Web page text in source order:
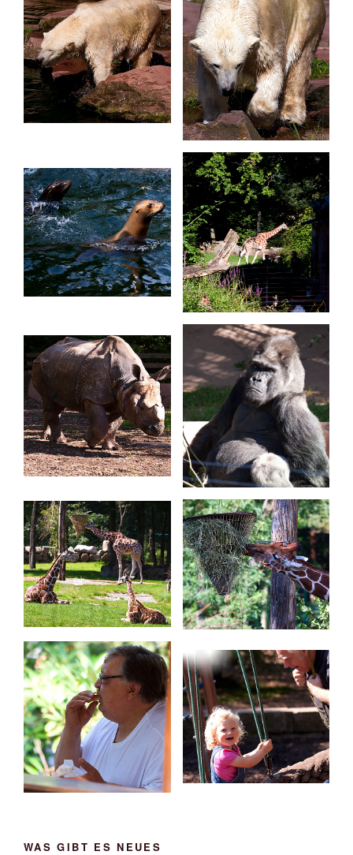
WAS GIBT ES NEUES